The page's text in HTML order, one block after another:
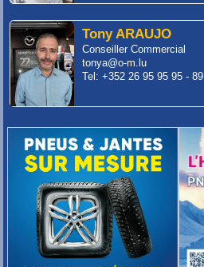
Tony ARAUJO
Conseiller Commercial
tonya@o-m.lu
Tel: +352 26 95 95 95 - 89